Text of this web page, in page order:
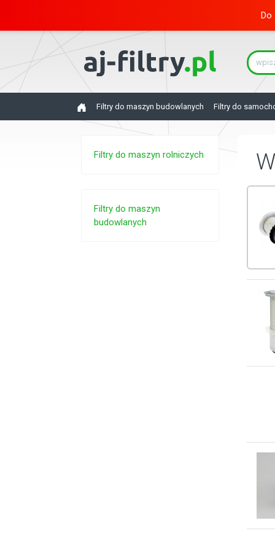
Do
Filtry do maszyn budowlanych Filtry do
Filtry do maszyn rolniczych
Filtry do maszyn
budowlanych